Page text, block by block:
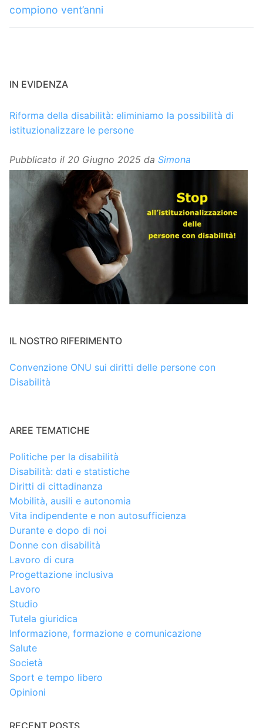
compiono vent’anni
IN EVIDENZA
Riforma della disabilità: eliminiamo la possibilità di
istituzionalizzare le persone
Pubblicato il 20 Giugno 2025 da Simona
IL NOSTRO RIFERIMENTO
Convenzione ONU sui diritti delle persone con
Disabilità
AREE TEMATICHE
Politiche per la disabilità
Disabilità: dati e statistiche
Diritti di cittadinanza
Mobilità, ausili e autonomia
Vita indipendente e non autosufficienza
Durante e dopo di noi
Donne con disabilità
Lavoro di cura
Progettazione inclusiva
Lavoro
Studio
Tutela giuridica
Informazione, formazione e comunicazione
Salute
Società
Sport e tempo libero
Opinioni